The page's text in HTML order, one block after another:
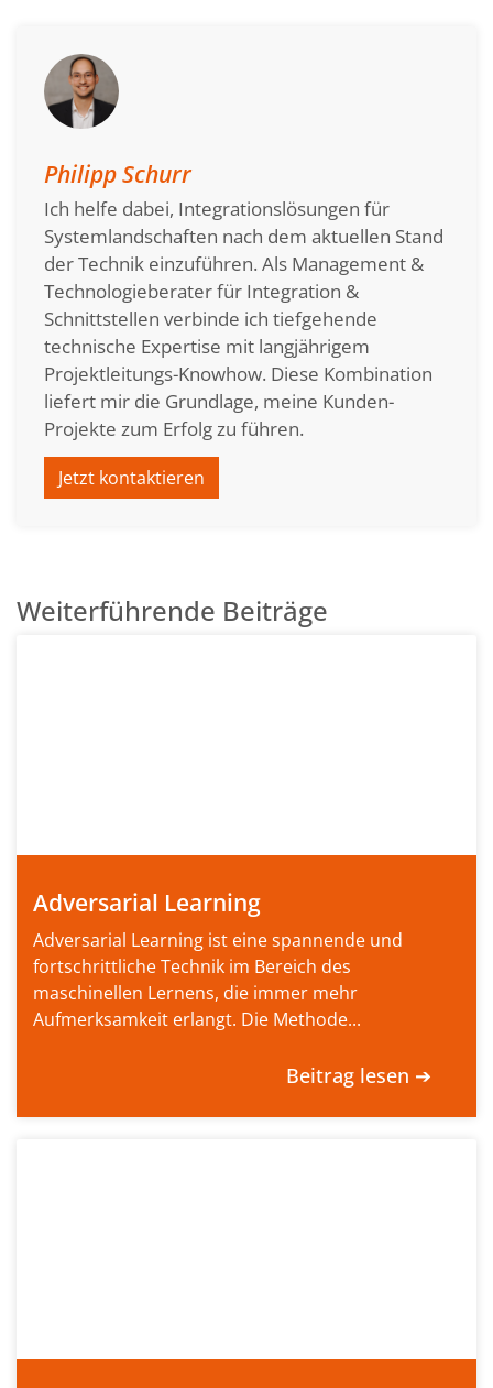
Philipp Schurr
Ich helfe dabei, Integrationslösungen für
Systemlandschaften nach dem aktuellen Stand
der Technik einzuführen. Als Management &
Technologieberater für Integration &
Schnittstellen verbinde ich tiefgehende
technische Expertise mit langjährigem
Projektleitungs-Knowhow. Diese Kombination
liefert mir die Grundlage, meine Kunden-
Projekte zum Erfolg zu führen.
Jetzt kontaktieren
Weiterführende Beiträge
Adversarial Learning
Adversarial Learning ist eine spannende und
fortschrittliche Technik im Bereich des
maschinellen Lernens, die immer mehr
Aufmerksamkeit erlangt. Die Methode...
Beitrag lesen ➔